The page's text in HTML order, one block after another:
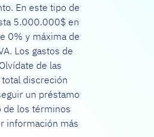
En este tipo de
5.000.000$ en
0% y máxima de
Los gastos de
de las
discreción
un préstamo
de los términos
información más